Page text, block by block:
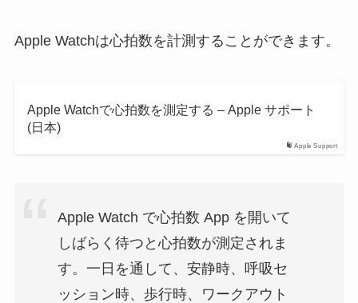
Apple Watchは心拍数を計測することができます。
Apple Support
Apple Watchで心拍数を測定する – Apple サポート
(日本)
Apple Watch で心拍数 App を開いて
しばらく待つと心拍数が測定されま
す。一日を通して、安静時、呼吸セ
ッション時、歩行時、ワークアウト